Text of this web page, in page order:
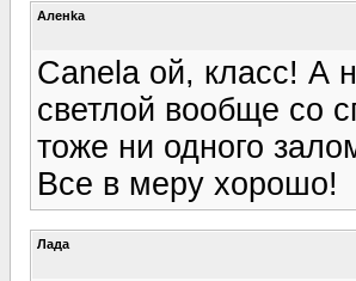
Аленka
Canela ой, класс! А
светлой вообще со
тоже ни одного
Все в меру хорошо!
Лада